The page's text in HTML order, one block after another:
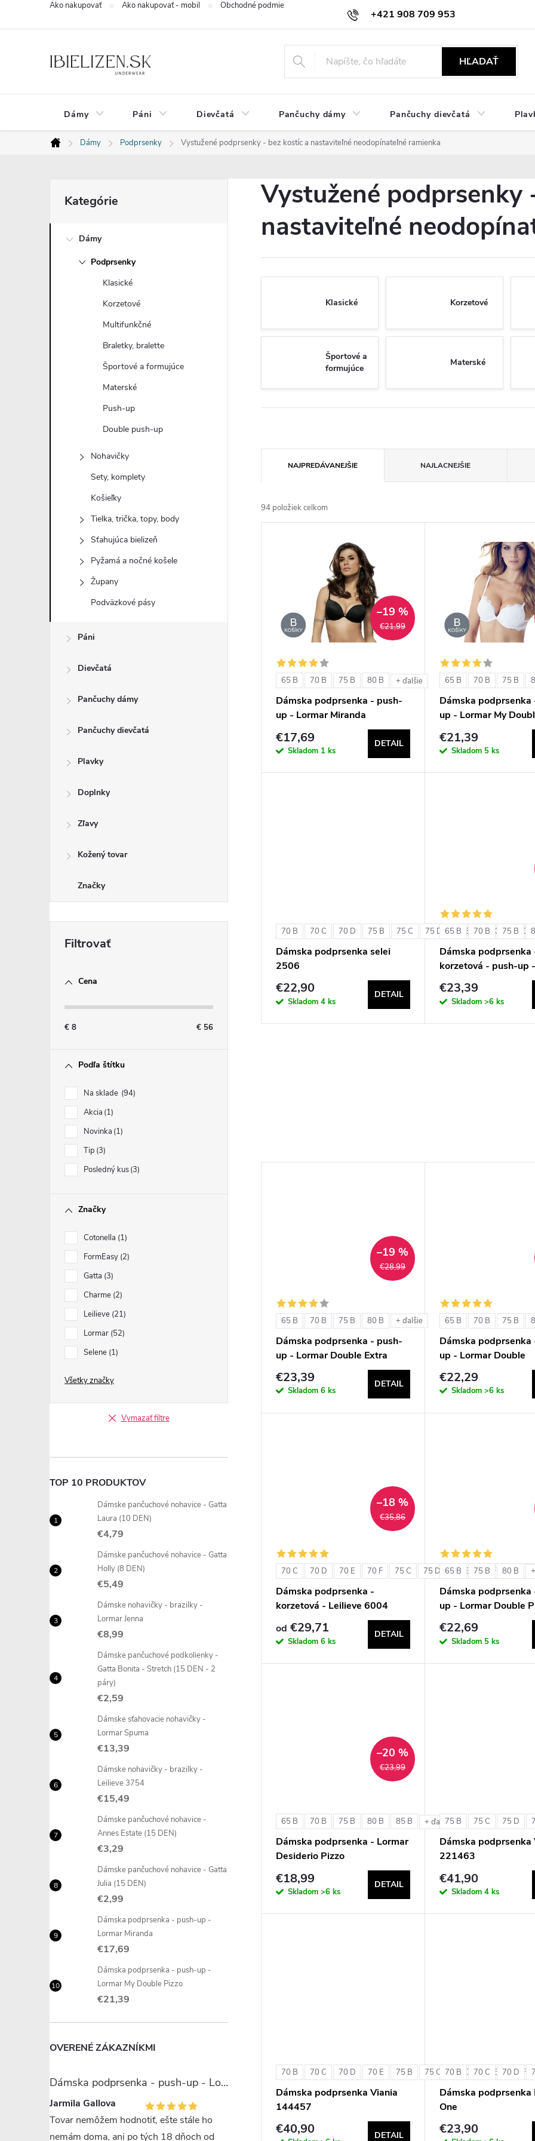
+421 908 709 953
objednavky@ibielizen.sk
Ako nakupovať Ako nakupovať - mobil Obchodné podmienky
HĽADAŤ
Dámy Páni Dievčatá Pančuchy dámy Pančuchy dievčatá
Domov
Dámy Podprsenky Vystužené podprsenky - bez kostíc a nastaviteľné neodopínateľné ramienka
o
kategórie
Kategórie
Dámy
Podprsenky
Klasické
Korzetové
Multifunkčné
Braletky, bralette
Športové a formujúce
Materské
Push-up
Double push-up
Nohavičky
Sety, komplety
Košieľky
Tielka, trička, topy, body
Sťahujúca bielizeň
Pyžamá a nočné košele
Župany
Podväzkové pásy
Páni
Dievčatá
Pančuchy dámy
Pančuchy dievčatá
Plavky
Doplnky
Zľavy
Kožený tovar
Značky
Cena
€ 8 € 56
Podľa štítku
Na sklade 94
Akcia 1
Novinka 1
Tip 3
Posledný kus 3
Značky
Cotonella 1
FormEasy 2
Gatta 3
Charme 2
Leilieve 21
Lormar 52
Selene 1
Všetky značky
Vymazať filtre
TOP 10 PRODUKTOV
Dámske pančuchové nohavice - Gatta
Laura (10 DEN)
€4,79
Dámske pančuchové nohavice - Gatta
Holly (8 DEN)
€5,49
Dámske nohavičky - brazilky -
Lormar Jenna
€8,99
Dámske pančuchové podkolienky -
Gatta Bonita - Stretch (15 DEN - 2
páry)
€2,59
Dámske sťahovacie nohavičky -
Lormar Spuma
€13,39
Dámske nohavičky - brazilky -
Leilieve 3754
€15,49
Dámske pančuchové nohavice -
Annes Estate (15 DEN)
€3,29
Dámske pančuchové nohavice - Gatta
Julia (15 DEN)
€2,99
Dámska podprsenka - push-up -
Lormar Miranda
€17,69
Dámska podprsenka - push-up -
Lormar My Double Pizzo
€21,39
OVERENÉ ZÁKAZNÍKMI
Dámska podprsenka - push-up - Lormar Miranda
Jarmila Gallova
Tovar nemôžem hodnotiť, ešte stále ho
nemám doma, ani po tých 18 dňoch od
Vystužené podprsenky
nastaviteľné
Klasické Korzetové
Športové a
formujúce
Materské
a
d
NAJPREDÁVANEJŠIE NAJLACNEJŠIE
94 položiek celkom
d
€21,99
–19 %
65 B 70 B 75 B 80 B + ďalšie
Dámska podprsenka - push-
up - Lormar Miranda
€17,69
Skladom 1 ks
DETAIL
65 B 70 B 75 B
Dámska podprsenka
up - Lormar My
€21,39
Skladom 5 ks
70 B 70 C 70 D 75 B 75 C 75 D 80 B 80 C 80 D
Dámska podprsenka selei
2506
€22,90
Skladom 4 ks
DETAIL
65 B 70 B 75 B
Dámska podprsenka
korzetová - push-up
Double Extra Pizzo
€23,39
Skladom>6 ks
€28,99
–19 %
65 B 70 B 75 B 80 B + ďalšie
Dámska podprsenka - push-
up - Lormar Double Extra
€23,39
Skladom 6 ks
DETAIL
65 B 70 B 75 B
Dámska podprsenka
up - Lormar Double
€22,29
Skladom>6 ks
€35,86
–18 %
70 C 70 D 70 E 70 F 75 C 75 D 75 E 75 F 80 C
Dámska podprsenka -
korzetová - Leilieve 6004
od €29,71
Skladom 6 ks
DETAIL
65 B 75 B 80 B
Dámska podprsenka
up - Lormar Double
€22,69
Skladom 5 ks
€23,99
–20 %
65 B 70 B 75 B 80 B 85 B + ďalšie
Dámska podprsenka - Lormar
Desiderio Pizzo
€18,99
Skladom >6 ks
DETAIL
75 B 75 C 75 D
Dámska podprsenka
221463
€41,90
Skladom4 ks
70 B 70 C 70 D 70 E 75 B 75 C 75 D 75 E 75 F
Dámska podprsenka Viania
144457
€40,90 DETAIL
70 B 70 C 70 D
Dámska podprsenka
One
€23,90